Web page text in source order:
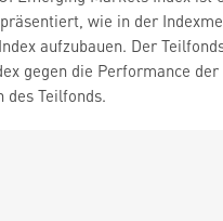
wie in der
aufzubauen. Der
gegen die Performance
des Teilfonds.